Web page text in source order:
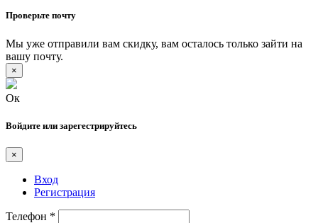
Проверьте почту
Мы уже отправили вам скидку, вам осталось только зайти на
вашу почту.
×
Ок
Войдите или зарегестрируйтесь
×
Вход
Регистрация
Телефон *